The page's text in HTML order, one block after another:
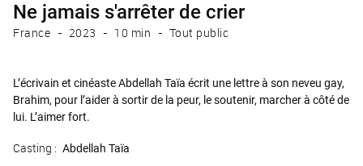
Ne jamais s'arrêter de crier
France 2023 10 min Tout public
L’écrivain et cinéaste Abdellah Taïa écrit une lettre à son neveu gay,
Brahim, pour l’aider à sortir de la peur, le soutenir, marcher à côté de
lui. L’aimer fort.
Casting : Abdellah Taïa